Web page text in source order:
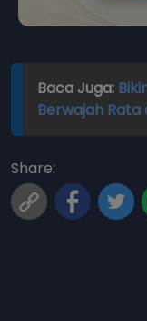
Baca Juga:
Berwajah Rata
Share: